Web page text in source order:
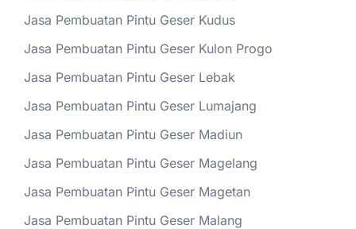
Jasa Pembuatan Pintu Geser Kudus
Jasa Pembuatan Pintu Geser Kulon Progo
Jasa Pembuatan Pintu Geser Lebak
Jasa Pembuatan Pintu Geser Lumajang
Jasa Pembuatan Pintu Geser Madiun
Jasa Pembuatan Pintu Geser Magelang
Jasa Pembuatan Pintu Geser Magetan
Jasa Pembuatan Pintu Geser Malang